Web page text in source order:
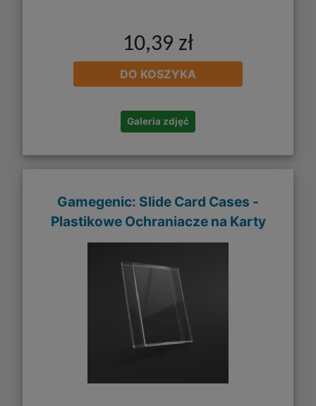
10,39 zł
DO KOSZYKA
Galeria zdjęć
Gamegenic: Slide Card Cases -
Plastikowe Ochraniacze na Karty